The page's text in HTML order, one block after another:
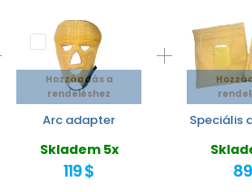
Hozzáadás a
rendeléshez
Arc adapter
Skladem 5x
119 $
Speciális